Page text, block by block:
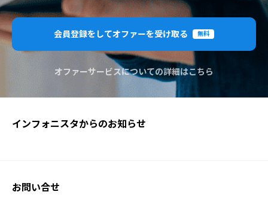
会員登録をしてオファーを受け取る 無料
オファーサービスについての詳細はこちら
インフォニスタからのお知らせ
お問い合せ